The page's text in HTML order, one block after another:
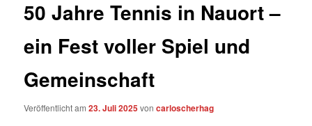
50 Jahre Tennis in Nauort –
ein Fest voller Spiel und
Gemeinschaft
Veröffentlicht am23. Juli 2025voncarloscherhag